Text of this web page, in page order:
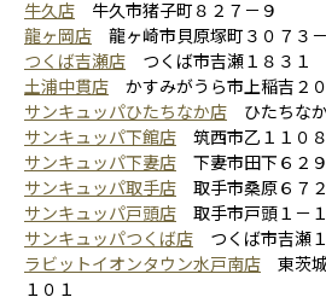
牛久店 牛久市猪子町８２７－９
龍ヶ岡店 龍ヶ崎市貝原塚町３０７３
つくば吉瀬店 つくば市吉瀬１８３１
土浦中貫店 かすみがうら市上稲吉２
サンキュッパひたちなか店 ひたちな
サンキュッパ下館店 筑西市乙１１０８
サンキュッパ下妻店 下妻市田下６２
サンキュッパ取手店 取手市桑原６７
サンキュッパ戸頭店 取手市戸頭１－
サンキュッパつくば店 つくば市吉瀬
ラビットイオンタウン水戸南店 東茨
１０１